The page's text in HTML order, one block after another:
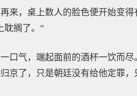
来，桌上数人的脸色便开始变
耽搁了。”
口气，端起面前的酒杯一饮而
京了，只是朝廷没有给他定罪，